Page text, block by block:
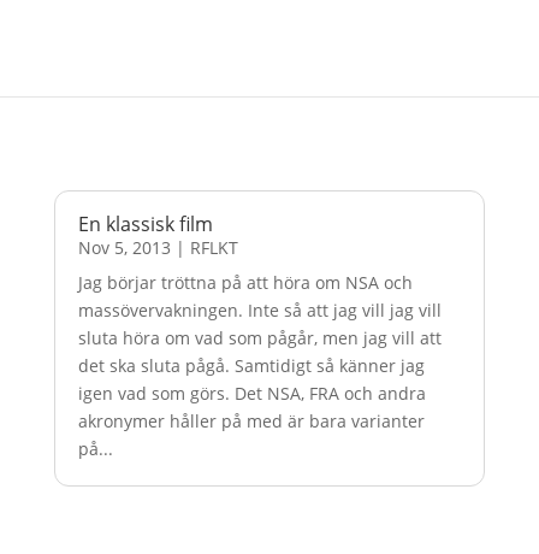
En klassisk film
Nov 5, 2013 | RFLKT
Jag börjar tröttna på att höra om NSA och
massövervakningen. Inte så att jag vill jag vill
sluta höra om vad som pågår, men jag vill att
det ska sluta pågå. Samtidigt så känner jag
igen vad som görs. Det NSA, FRA och andra
akronymer håller på med är bara varianter
på...